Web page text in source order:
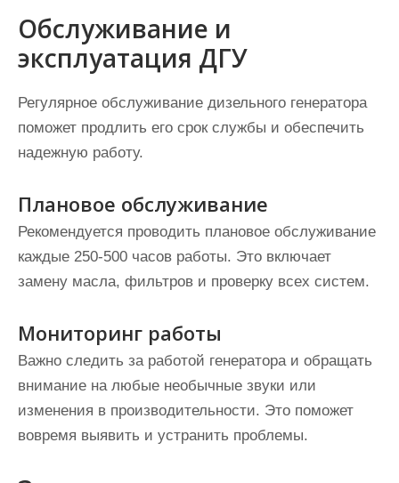
Обслуживание и
эксплуатация ДГУ
Регулярное обслуживание дизельного генератора
поможет продлить его срок службы и обеспечить
надежную работу.
Плановое обслуживание
Рекомендуется проводить плановое обслуживание
каждые 250-500 часов работы. Это включает
замену масла, фильтров и проверку всех систем.
Мониторинг работы
Важно следить за работой генератора и обращать
внимание на любые необычные звуки или
изменения в производительности. Это поможет
вовремя выявить и устранить проблемы.